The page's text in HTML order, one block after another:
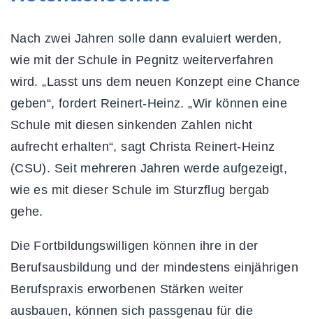
Nach zwei Jahren solle dann evaluiert werden,
wie mit der Schule in Pegnitz weiterverfahren
wird. „Lasst uns dem neuen Konzept eine Chance
geben“, fordert Reinert-Heinz. „Wir können eine
Schule mit diesen sinkenden Zahlen nicht
aufrecht erhalten“, sagt Christa Reinert-Heinz
(CSU). Seit mehreren Jahren werde aufgezeigt,
wie es mit dieser Schule im Sturzflug bergab
gehe.
Die Fortbildungswilligen können ihre in der
Berufsausbildung und der mindestens einjährigen
Berufspraxis erworbenen Stärken weiter
ausbauen, können sich passgenau für die